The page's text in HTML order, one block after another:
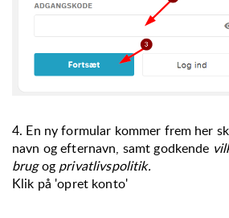
4. En ny formular kommer frem her
navn og efternavn, samt godkende
brugog privatlivspolitik.
Klik på 'opret konto'